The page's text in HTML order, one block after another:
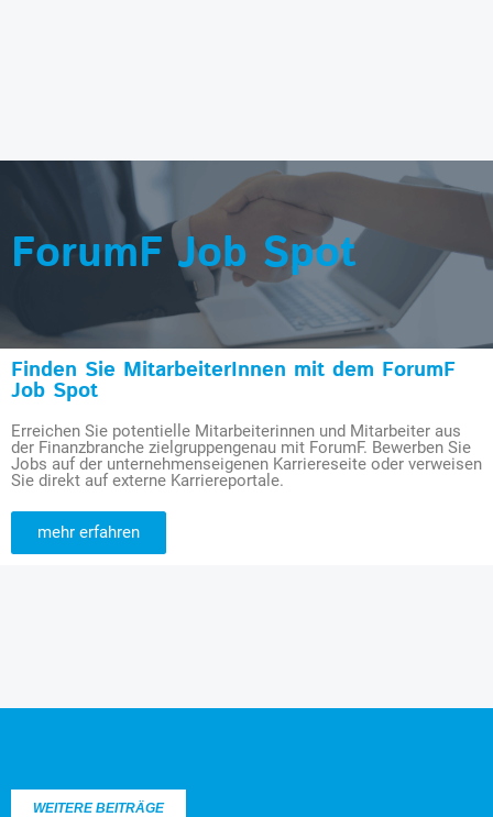
ForumF Job Spot
Finden Sie MitarbeiterInnen mit dem ForumF
Job Spot
Erreichen Sie potentielle Mitarbeiterinnen und Mitarbeiter aus
der Finanzbranche zielgruppengenau mit ForumF. Bewerben Sie
Jobs auf der unternehmenseigenen Karriereseite oder verweisen
Sie direkt auf externe Karriereportale.
mehr erfahren
WEITERE BEITRÄGE